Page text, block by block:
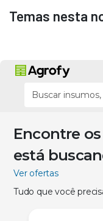
Temas nesta
Encontre
está
Ver ofertas
Tudo que você